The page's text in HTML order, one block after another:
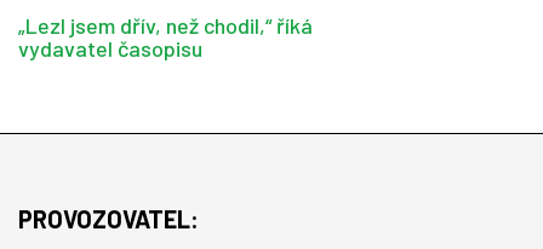
„Lezl jsem dřív, než chodil,“ říká
vydavatel časopisu
PROVOZOVATEL: